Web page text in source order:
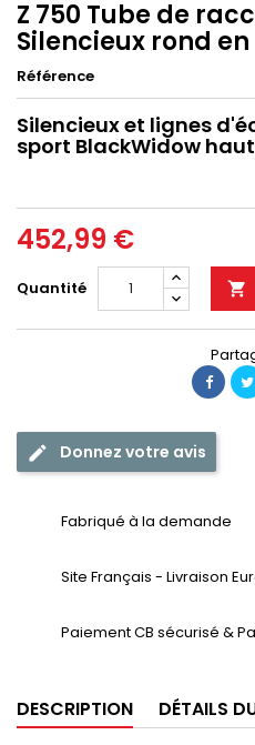
Z 750 Tube de
Silencieux rond
Référence
Silencieux et lignes
sport BlackWidow
452,99 €
Quantité 
Donnez votre avis
Fabriqué à la demande
Site Français - Livraison
Paiement CB sécurisé &
DESCRIPTION DÉTAILS